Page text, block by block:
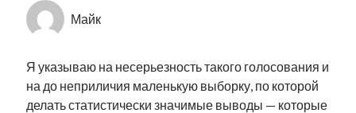
Майк
Я указываю на несерьезность такого голосования и
на до неприличия маленькую выборку, по которой
делать статистически значимые выводы — которые